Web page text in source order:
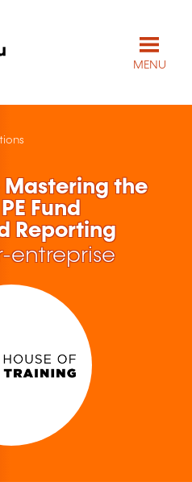
MENU
Mastering the
Fund
Reporting
entreprise